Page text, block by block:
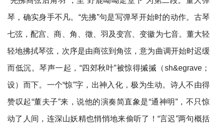
琴，确实身手不凡。“先拂”句是写弹琴开始时的动作。古琴
七弦，配宫、商、角、徵、羽及变宫、变徽为七音。董大轻
轻地拂拭琴弦，次序是由商弦到角弦，意为曲调开始时迟缓
而低沉。琴声一起，“四郊秋叶”被惊得摵摵（sh&egrave；
设）而下。一个“惊”字，出神入化，极为生动。诗人不由得
赞叹起“董夫子”来，说他的演奏简直象是“通神明”，不只惊
动了人间，连深山妖精也悄悄地来偷听了！“言迟”两句概括